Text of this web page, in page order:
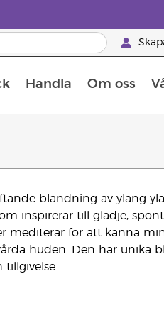
Handla Om oss
blandning av ylang
inspirerar till glädje,
mediterar för att känna
huden. Den här unika